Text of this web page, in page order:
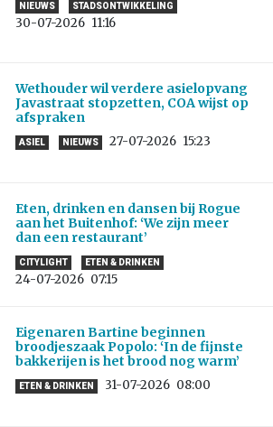
NIEUWS STADSONTWIKKELING
30-07-2026 11:16
Wethouder wil verdere asielopvang
Javastraat stopzetten, COA wijst op
afspraken
ASIEL NIEUWS 27-07-2026 15:23
Eten, drinken en dansen bij Rogue
aan het Buitenhof: ‘We zijn meer
dan een restaurant’
CITYLIGHT ETEN & DRINKEN
24-07-2026 07:15
Eigenaren Bartine beginnen
broodjeszaak Popolo: ‘In de fijnste
bakkerijen is het brood nog warm’
ETEN & DRINKEN 31-07-2026 08:00